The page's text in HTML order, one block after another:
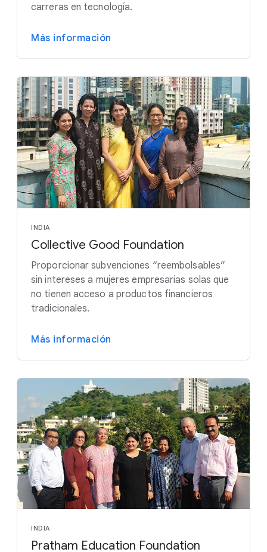
carreras en tecnología.
Más información
INDIA
Collective Good Foundation
Proporcionar subvenciones “reembolsables”
sin intereses a mujeres empresarias solas que
no tienen acceso a productos financieros
tradicionales.
Más información
INDIA
Pratham Education Foundation